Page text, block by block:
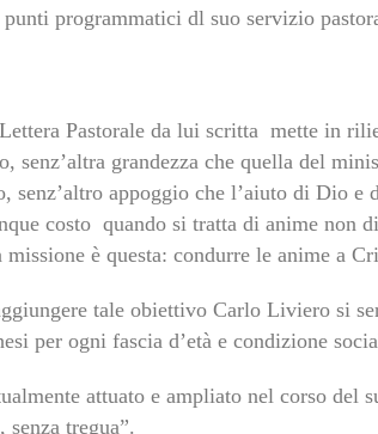
programmatici dl suo servizio
Pastorale da lui scritta mette in
senz’altra grandezza che quella del
senz’altro appoggio che l’aiuto di Dio
costo quando si tratta di anime non
missione è questa: condurre le anime a
tale obiettivo Carlo Liviero si
per ogni fascia d’età e condizione
attuato e ampliato nel corso del
tregua”.